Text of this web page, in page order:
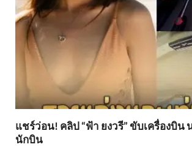
แชร์ว่อน! คลิป “ฟ้า ยงวรี” ขับเครื่องบิน
นักบิน